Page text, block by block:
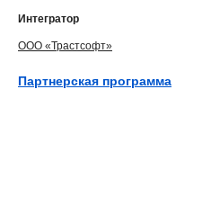
Интегратор
ООО «Трастсофт»
Партнерская программа